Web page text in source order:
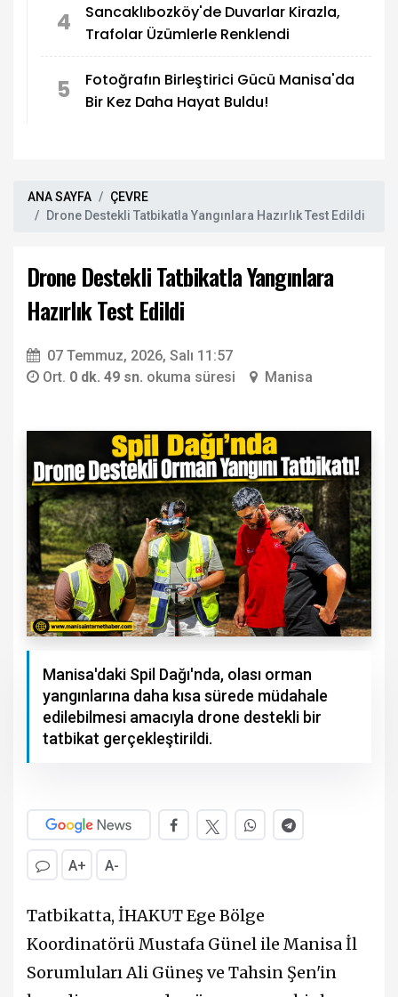
4
Sancaklıbozköy'de Duvarlar Kirazla,
Trafolar Üzümlerle Renklendi
5
Fotoğrafın Birleştirici Gücü Manisa'da
Bir Kez Daha Hayat Buldu!
ANA SAYFA
ÇEVRE
Drone Destekli Tatbikatla Yangınlara Hazırlık Test Edildi
Drone Destekli Tatbikatla Yangınlara
Hazırlık Test Edildi
07 Temmuz, 2026, Salı 11:57
Ort. 0 dk. 49 sn. okuma süresi Manisa
Manisa'daki Spil Dağı'nda, olası orman
yangınlarına daha kısa sürede müdahale
edilebilmesi amacıyla drone destekli bir
tatbikat gerçekleştirildi.
A+ A-
Tatbikatta, İHAKUT Ege Bölge
Koordinatörü Mustafa Günel ile Manisa İl
Sorumluları Ali Güneş ve Tahsin Şen'in